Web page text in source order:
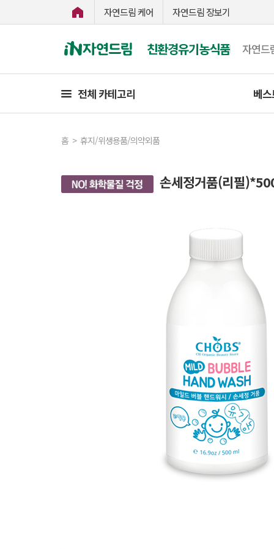
자연드림 케어 자연드림 장보기
친환경유기농식품 자연드
전체 카테고리 베
홈 > 휴지/위생용품/의약외품
손세정거품(리필